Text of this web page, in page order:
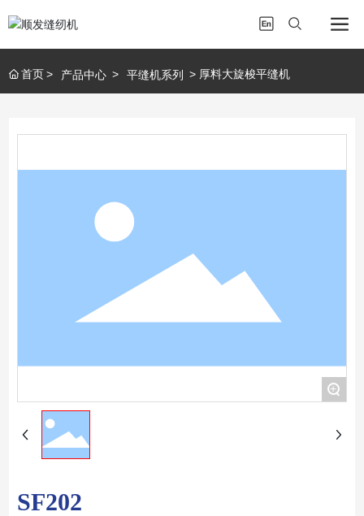
首页 产品中心 平缝机系列 厚料大旋梭平缝机
+
SF202